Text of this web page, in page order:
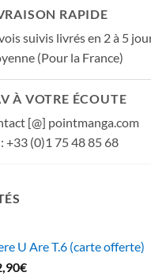
RAPIDE
suivis livrés en 2 à 5
(Pour la France)
À VOTRE ÉCOUTE
[@] pointmanga.com
+33 (0)1 75 48 85 68
U Are T.6 (carte offerte)
€